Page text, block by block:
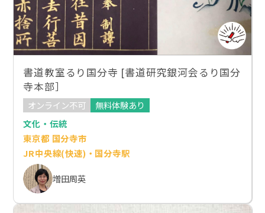
書道教室るり国分寺 [書道研究銀河会るり国分
寺本部］
オンライン不可
無料体験あり
文化・伝統
東京都 国分寺市
JR中央線(快速)・国分寺駅
増田周英